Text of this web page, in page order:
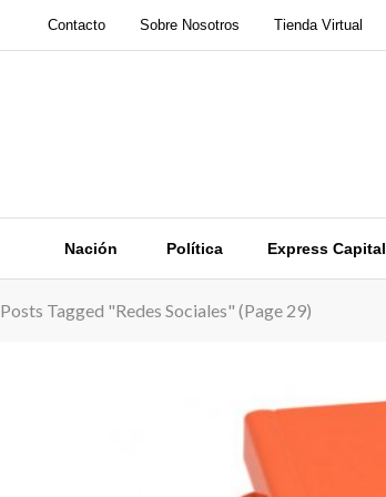
Contacto Sobre Nosotros Tienda Virtual
Nación Política Express Capital
Posts Tagged "Redes Sociales" (Page 29)